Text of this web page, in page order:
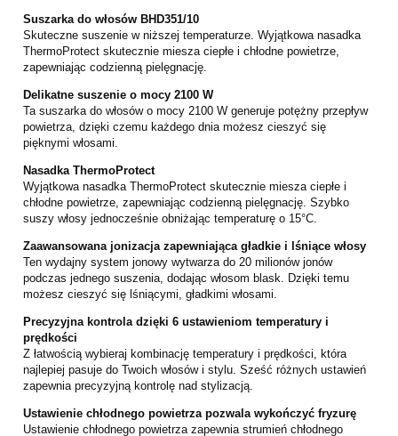
Suszarka do włosów BHD351/10
Skuteczne suszenie w niższej temperaturze. Wyjątkowa nasadka
ThermoProtect skutecznie miesza ciepłe i chłodne powietrze,
zapewniając codzienną pielęgnację.
Delikatne suszenie o mocy 2100 W
Ta suszarka do włosów o mocy 2100 W generuje potężny przepływ
powietrza, dzięki czemu każdego dnia możesz cieszyć się
pięknymi włosami.
Nasadka ThermoProtect
Wyjątkowa nasadka ThermoProtect skutecznie miesza ciepłe i
chłodne powietrze, zapewniając codzienną pielęgnację. Szybko
suszy włosy jednocześnie obniżając temperaturę o 15°C.
Zaawansowana jonizacja zapewniająca gładkie i lśniące włosy
Ten wydajny system jonowy wytwarza do 20 milionów jonów
podczas jednego suszenia, dodając włosom blask. Dzięki temu
możesz cieszyć się lśniącymi, gładkimi włosami.
Precyzyjna kontrola dzięki 6 ustawieniom temperatury i
prędkości
Z łatwością wybieraj kombinację temperatury i prędkości, która
najlepiej pasuje do Twoich włosów i stylu. Sześć różnych ustawień
zapewnia precyzyjną kontrolę nad stylizacją.
Ustawienie chłodnego powietrza pozwala wykończyć fryzurę
Ustawienie chłodnego powietrza zapewnia strumień chłodnego